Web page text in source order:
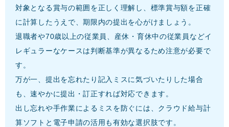
対象となる賞与の範囲を正しく理解し、標準賞与額を正確
に計算したうえで、期限内の提出を心がけましょう。
退職者や70歳以上の従業員、産休・育休中の従業員などイ
レギュラーなケースは判断基準が異なるため注意が必要で
す。
万が一、提出を忘れたり記入ミスに気づいたりした場合
も、速やかに提出・訂正すれば対応できます。
出し忘れや手作業によるミスを防ぐには、クラウド給与計
算ソフトと電子申請の活用も有効な選択肢です。